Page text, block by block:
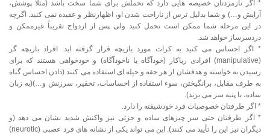
* اگر نازمزدتان خصیصه هایی دارد که تحملش برای شما سخت باشد (مثلاً پوشش،
آرایش و…) و شما بدلیل ترس از ناراحت شدن او، اظهارنظر و عقیده نمی کنید. اگرچه
در این مرحله شما ممکن است تحمل کنید ولی پس از ازدواج تقریباً غیرممکن و
دردسرساز خواهد شد.
* اگر احساس می کنید به کرات مورد بازیچه قرار گرفته اید. افراد بازیچه گر
(manipulative) افرادی ریاکار (خودآگاه یا ناخودآگاه) و خودخواهی هستند که برای
رسیدن به خواسته و هدفشان از هر حقه و حیله ای استفاده می کنند (دادن احساس گناه
به طرف مقابل، برانگیختن، سوء استفاده از احساسات،‌ تحقیر، سرزنش و…)(به زبان
ساده، با پنبه سر می برند).
* اگر طرفتان خصوصیات فرد خودشیفته را دارد.
* اگر طرفتان حتی سر چیزهای ساده و جزئی نیز واکنش شدید نشان می دهد (و
دیگران نیز این را تأیید می کنند). این می تواند یکی از نشانه های فرد عصبی (neurotic)